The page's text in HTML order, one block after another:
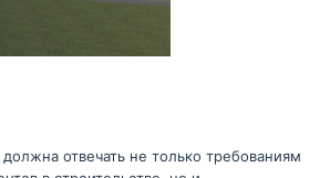
отвечать не только требованиям